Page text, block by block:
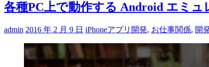
各種PC上で動作する Android エミ
admin 2016 年 2 月 9 日 iPhoneアプリ開発, お仕事関係, 開